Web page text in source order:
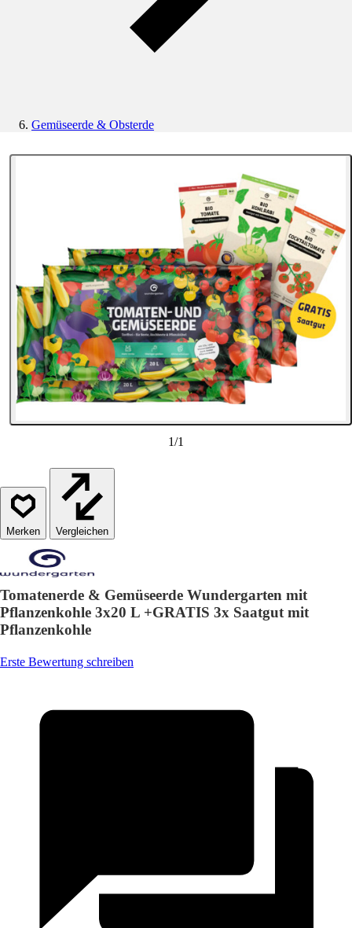
Gemüseerde & Obsterde
1/1
Vergleichen
Tomatenerde & Gemüseerde Wundergarten mit
Pflanzenkohle 3x20 L +GRATIS 3x Saatgut mit
Pflanzenkohle
Erste Bewertung schreiben